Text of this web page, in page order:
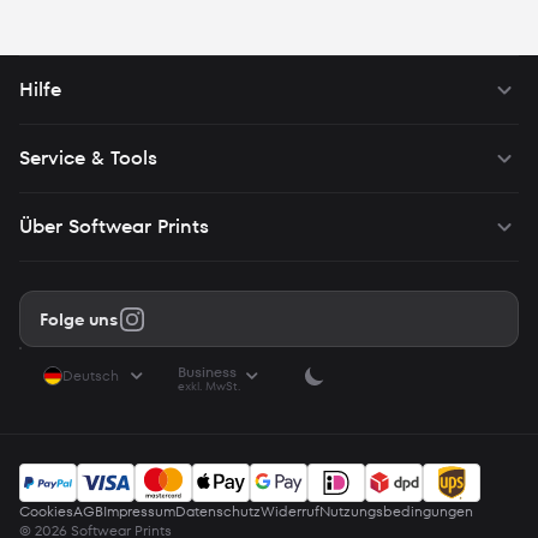
Hilfe
Service & Tools
Über Softwear Prints
Folge uns
Deutsch Business
exkl. MwSt.
CookiesAGBImpressumDatenschutzWiderrufNutzungsbedingungen
© 2026 Softwear Prints